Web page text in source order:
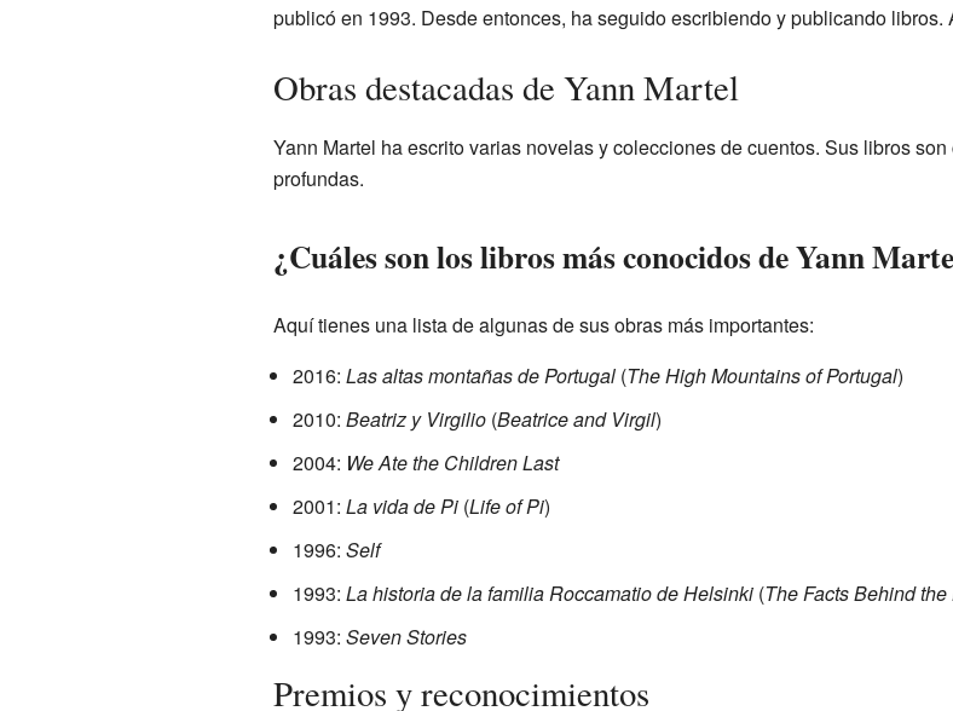
publicó en 1993. Desde entonces, ha seguido escribiendo y publicando libros.
Obras destacadas de Yann Martel
Yann Martel ha escrito varias novelas y colecciones de cuentos. Sus libros
profundas.
¿Cuáles son los libros más conocidos de Yann
Aquí tienes una lista de algunas de sus obras más importantes:
2016: Las altas montañas de Portugal(The High Mountains of Portugal)
2010: Beatriz y Virgilio(Beatrice and Virgil)
2004: We Ate the Children Last
2001: La vida de Pi(Life of Pi)
1996: Self
1993: La historia de la familia Roccamatio de Helsinki(The Facts Behind
1993: Seven Stories
Premios y reconocimientos